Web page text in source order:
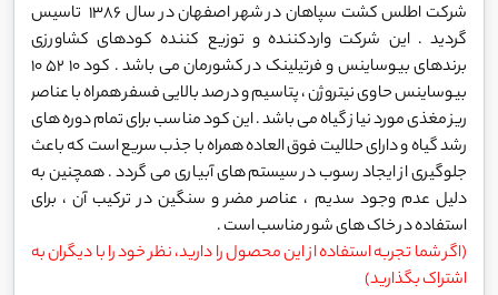
شرکت اطلس کشت سپاهان در شهر اصفهان در سال 1386 تاسیس
گردید . این شرکت واردکننده و توزیع کننده کودهای کشاورزی
برندهای بیوساینس و فرتیلینک در کشورمان می باشد . کود 10 52 10
بیوساینس حاوی نیتروژن ، پتاسیم و درصد بالایی فسفر همراه با عناصر
ریز مغذی مورد نیاز گیاه می باشد . این کود مناسب برای تمام دوره های
رشد گیاه و دارای حلالیت فوق العاده همراه با جذب سریع است که باعث
جلوگیری از ایجاد رسوب در سیستم های آبیاری می گردد . همچنین به
دلیل عدم وجود سدیم ، عناصر مضر و سنگین در ترکیب آن ، برای
استفاده در خاک های شور مناسب است .
(اگر شما تجربه استفاده از این محصول را دارید، نظر خود را با دیگران به
اشتراک بگذارید)